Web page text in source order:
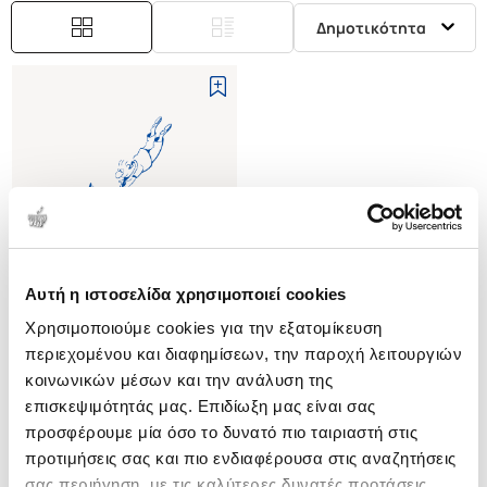
Αυτή η ιστοσελίδα χρησιμοποιεί cookies
Χρησιμοποιούμε cookies για την εξατομίκευση
περιεχομένου και διαφημίσεων, την παροχή λειτουργιών
κοινωνικών μέσων και την ανάλυση της
επισκεψιμότητάς μας. Επιδίωξη μας είναι σας
προσφέρουμε μία όσο το δυνατό πιο ταιριαστή στις
προτιμήσεις σας και πιο ενδιαφέρουσα στις αναζητήσεις
Δημοτικότητα
Εξαντλημένο
(0)
ΜΑΘΗΜΑΤΑ ΕΠΙΒΙΩΣΗΣ
FREEMANTLE BRIAN
Κωδ. Πολιτείας: 0070-0099